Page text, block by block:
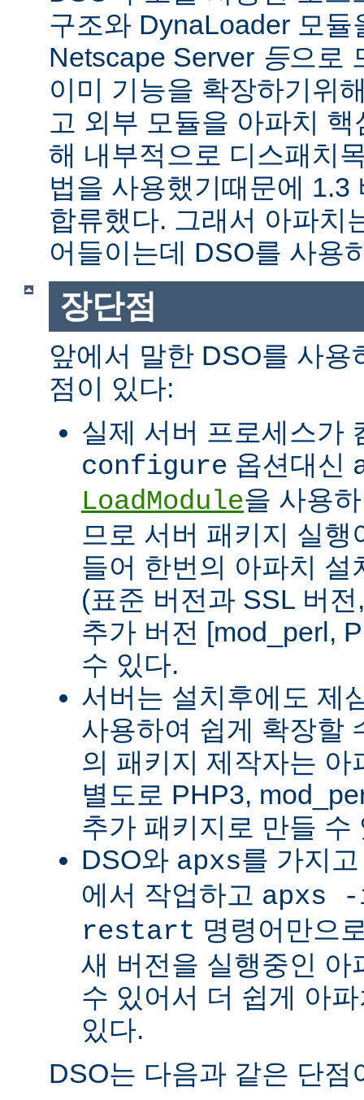
구조와 DynaLoader 모듈
Netscape Server 등으로
이미 기능을 확장하기위
고 외부 모듈을 아파치
해 내부적으로 디스패치
법을 사용했기때문에 1.3
합류했다. 그래서 아파치
어들이는데 DSO를 사용
장단점
앞에서 말한 DSO를 사
점이 있다:
실제 서버 프로세스가
configure 옵션대신
LoadModule을 사용
므로 서버 패키지 실행
들어 한번의 아파치 설
(표준 버전과 SSL 버
추가 버전 [mod_perl,
수 있다.
서버는 설치후에도 제
사용하여 쉽게 확장할
의 패키지 제작자는 아
별도로 PHP3,
추가 패키지로 만들 수
DSO와 apxs를 가지
에서 작업하고 apxs
restart 명령어만으
새 버전을 실행중인 아
수 있어서 더 쉽게 아
있다.
DSO는 다음과 같은 단점